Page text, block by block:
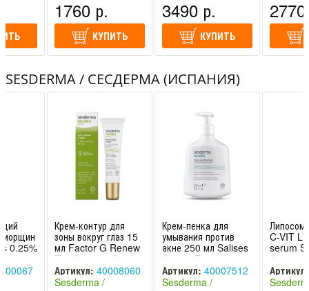
1760 р.
КУПИТЬ
3490 р.
КУПИТЬ
SESDERMA / СЕСДЕРМА (ИСПАНИЯ)
морщин
0.25%
Крем-контур для
зоны вокруг глаз 15
мл Factor G Renew
Eye Contour Cream
Sesderma /
Сесдерма
Артикул: 40008060
Sesderma /
Крем-пенка для
умывания против
акне 250 мл Salises
Crema Espumosa
sin Jabon Sesderma
/ Сесде
Артикул: 40007512
Sesderma /
C-VIT
serum
Артикул: